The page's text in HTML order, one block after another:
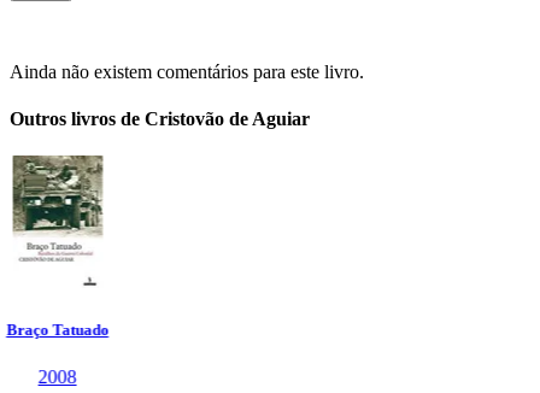
Ainda não existem comentários para este livro.
Outros livros de Cristovão de Aguiar